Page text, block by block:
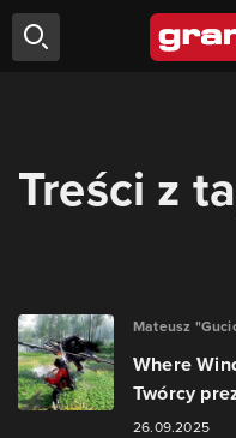
Treści z
Mateusz
Where
Twórcy
26.09.2025